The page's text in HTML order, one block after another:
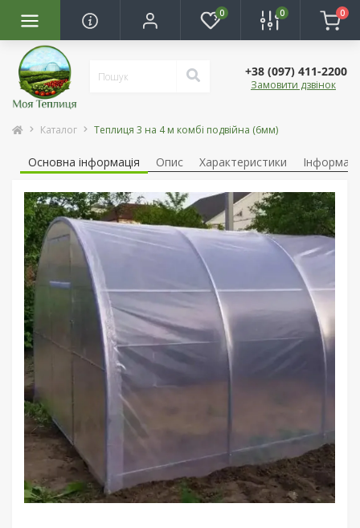
0 0 0
+38 (097) 411-2200
Замовити дзвінок
Каталог Теплиця 3 на 4 м комбі подвійна (6мм)
Основна інформація Опис Характеристики